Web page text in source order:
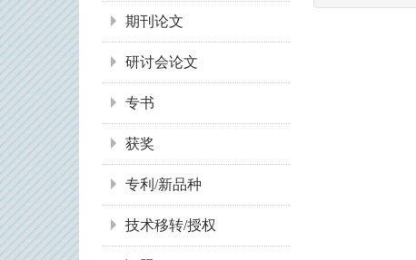
期刊论文
研讨会论文
专书
获奖
专利/新品种
技术移转/授权